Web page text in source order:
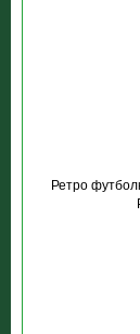
Ретро